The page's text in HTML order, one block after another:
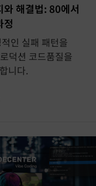
해결법: 80에서
정
인 실패 패턴을
덕션 코드품질을
니다.